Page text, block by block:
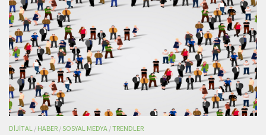
DIJITAL / HABER /SOSYAL MEDYA /TRENDLER